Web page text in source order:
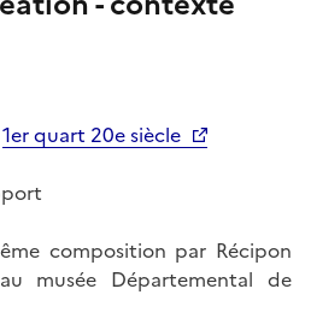
1er quart 20e siècle
composition par Récipon
musée Départemental de